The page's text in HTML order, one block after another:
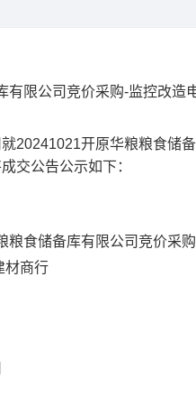
有限公司竞价采购-监控改造
20241021开原华粮粮食储
成交公告公示如下：
粮食储备库有限公司竞价采
材商行